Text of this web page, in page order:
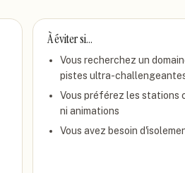
À éviter si…
Vous recherchez un
pistes ultra-
Vous préférez les stations
ni animations
Vous avez besoin